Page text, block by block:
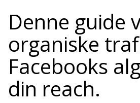
Denne guide
organiske
Facebooks
din reach.